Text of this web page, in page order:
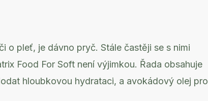
o pleť, je dávno pryč. Stále častěji se s nimi
Food For Soft není výjimkou. Řada obsahuje
hloubkovou hydrataci, a avokádový olej pro